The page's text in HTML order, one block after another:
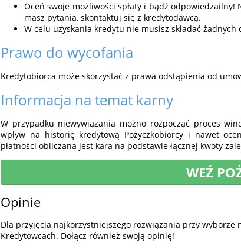
Oceń swoje możliwości spłaty i bądź
masz pytania, skontaktuj się z kredytodawcą.
W celu uzyskania kredytu nie musisz składać żadnych
Prawo do wycofania
Kredytobiorca może skorzystać z prawa odstąpienia od
Informacja na temat karny
W przypadku niewywiązania możno rozpocząć proces
wpływ na historię kredytową Pożyczkobiorcy i nawet
płatności obliczana jest kara na podstawie łącznej kwoty
WEŹ
Opinie
Dla przyjęcia najkorzystniejszego rozwiązania przy
Kredytowcach. Dołącz również swoją opinię!